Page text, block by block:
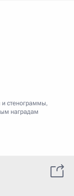
и стенограммы,
наградам